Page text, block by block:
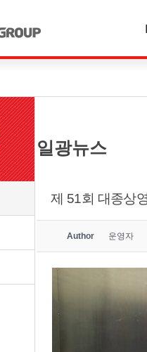
일광뉴스
제 51회 대종상
Author 운영자